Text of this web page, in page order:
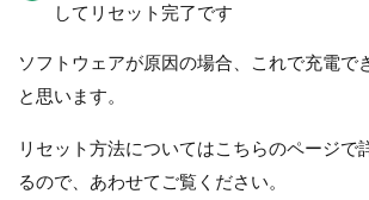
してリセット完了です
ソフトウェアが原因の場合、これで充電で
と思います。
リセット方法についてはこちらのページで
るので、あわせてご覧ください。